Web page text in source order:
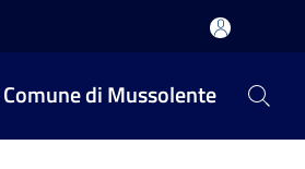
Comune di Mussolente